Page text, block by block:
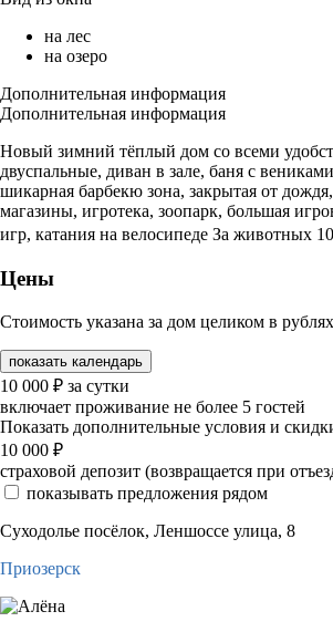
на лес
на озеро
Дополнительная информация
Дополнительная информация
Новый зимний тёплый дом со всеми
двуспальные, диван в зале, баня с
шикарная барбекю зона, закрытая от
магазины, игротека, зоопарк, большая
игр, катания на велосипеде За животных
Цены
Стоимость указана за дом целиком в
показать календарь
10 000 ₽ за сутки
включает проживание не более 5 гостей
Показать дополнительные условия и
10 000 ₽
страховой депозит (возвращается при
показывать предложения рядом
Суходолье посёлок, Леншоссе улица, 8
Приозерск